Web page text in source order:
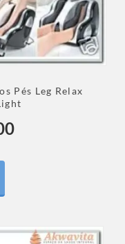
Pés Leg Relax